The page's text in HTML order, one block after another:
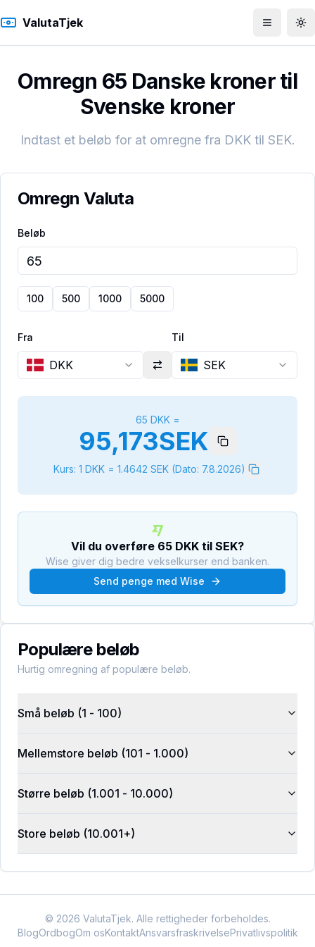
ValutaTjek Åbn menu
Omregn 65 Danske kroner til
Svenske kroner
Indtast et beløb for at omregne fra DKKtil SEK.
Omregn Valuta
Beløb
100 500 1000 5000
Fra
DKK
Til
SEK
65 DKK=
95,173SEK
Kurs: 1 DKK= 1.4642 SEK(Dato: 7.8.2026)
Vil du overføre 65 DKK til SEK?
Wise giver dig bedre vekselkurser end banken.
Send penge med Wise
Populære beløb
Hurtig omregning af populære beløb.
Små beløb (1 - 100)
Mellemstore beløb (101 - 1.000)
Større beløb (1.001 - 10.000)
Store beløb (10.001+)
© 2026 ValutaTjek. Alle rettigheder forbeholdes.
BlogOrdbogOm osKontaktAnsvarsfraskrivelsePrivatlivspolitik